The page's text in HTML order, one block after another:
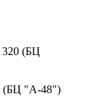
320 (БЦ
(БЦ "А-48")